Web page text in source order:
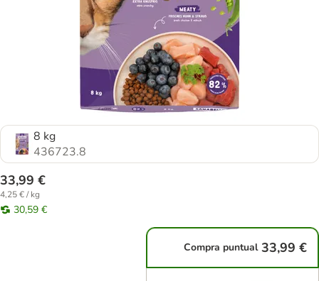
8 kg
436723.8
33,99 €
4,25 € / kg
30,59 €
Compra puntual 33,99 €